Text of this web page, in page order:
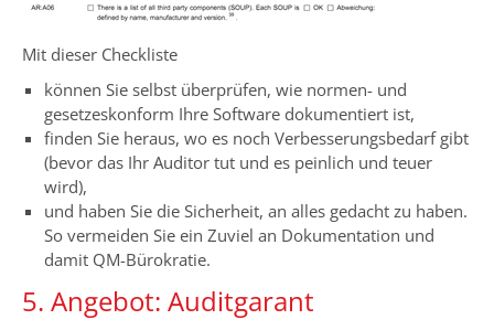
Mit dieser Checkliste
können Sie selbst überprüfen, wie normen- und
gesetzeskonform Ihre Software dokumentiert ist,
finden Sie heraus, wo es noch Verbesserungsbedarf gibt
(bevor das Ihr Auditor tut und es peinlich und teuer
wird),
und haben Sie die Sicherheit, an alles gedacht zu haben.
So vermeiden Sie ein Zuviel an Dokumentation und
damit QM-Bürokratie.
5. Angebot: Auditgarant